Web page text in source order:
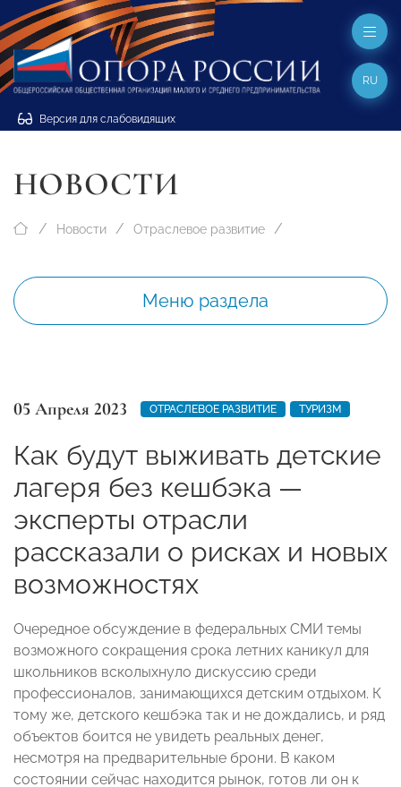
Версия для слабовидящих
RU
НОВОСТИ
Новости Отраслевое развитие
Меню раздела
05 Апреля 2023 ОТРАСЛЕВОЕ РАЗВИТИЕ ТУРИЗМ
Как будут выживать детские
лагеря без кешбэка —
эксперты отрасли
рассказали о рисках и новых
возможностях
Очередное обсуждение в федеральных СМИ темы
возможного сокращения срока летних каникул для
школьников всколыхнуло дискуссию среди
профессионалов, занимающихся детским отдыхом. К
тому же, детского кешбэка так и не дождались, и ряд
объектов боится не увидеть реальных денег,
несмотря на предварительные брони. В каком
состоянии сейчас находится рынок, готов ли он к